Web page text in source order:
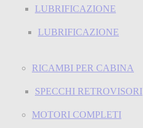
LUBRIFICAZIONE
LUBRIFICAZIONE
RICAMBI PER CABINA
SPECCHI RETROVISORI
MOTORI COMPLETI